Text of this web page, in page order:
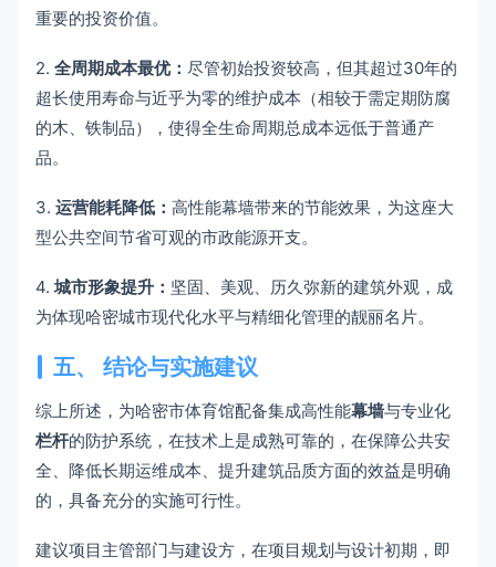
重要的投资价值。
2. 全周期成本最优： 尽管初始投资较高，但其超过30年的
超长使用寿命与近乎为零的维护成本（相较于需定期防腐
的木、铁制品），使得全生命周期总成本远低于普通产
品。
3. 运营能耗降低： 高性能幕墙带来的节能效果，为这座大
型公共空间节省可观的市政能源开支。
4. 城市形象提升： 坚固、美观、历久弥新的建筑外观，成
为体现哈密城市现代化水平与精细化管理的靓丽名片。
五、 结论与实施建议
综上所述，为哈密市体育馆配备集成高性能幕墙与专业化
栏杆的防护系统，在技术上是成熟可靠的，在保障公共安
全、降低长期运维成本、提升建筑品质方面的效益是明确
的，具备充分的实施可行性。
建议项目主管部门与建设方，在项目规划与设计初期，即